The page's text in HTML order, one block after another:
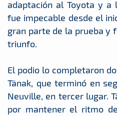
adaptación al Toyota y a
fue impecable desde el
gran parte de la prueba y
triunfo.
El podio lo completaron
Tänak, que terminó en
Neuville, en tercer lugar.
por mantener el ritmo